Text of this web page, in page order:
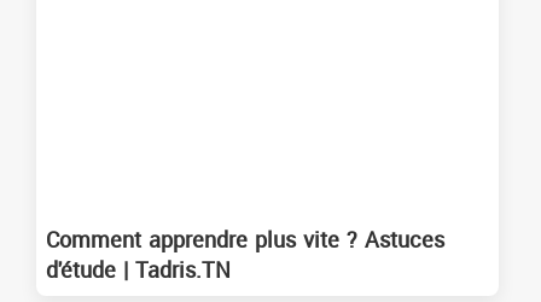
Comment apprendre plus vite ? Astuces
d'étude | Tadris.TN